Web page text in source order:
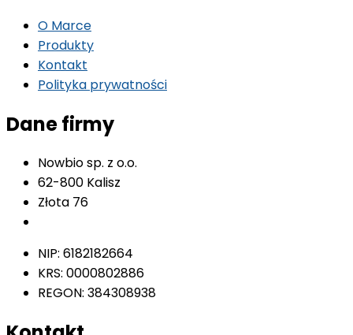
O Marce
Produkty
Kontakt
Polityka prywatności
Dane firmy
Nowbio sp. z o.o.
62-800 Kalisz
Złota 76
NIP: 6182182664
KRS: 0000802886
REGON: 384308938